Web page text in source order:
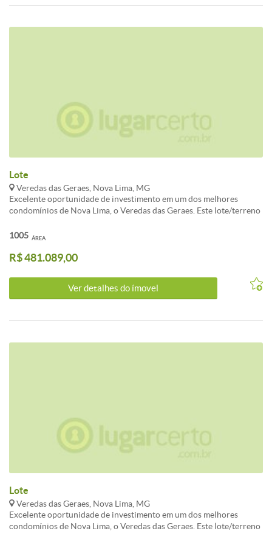
Lote
Veredas das Geraes, Nova Lima, MG
Excelente oportunidade de investimento em um dos melhores
condomínios de Nova Lima, o Veredas das Geraes. Este lote/terreno
para as montanhas e um ambiente tranquilo e seguro para construir
é perfeito para quem busca conforto, segurança e qualidade de vida.
mais valorizados da região. Agende já a sua visita e venha conhecer
pessoalmente todas as vantagens de morar no Veredas das Geraes.
ÁREA
1005
R$ 481.089,00
Ver detalhes do ímovel
Lote
Veredas das Geraes, Nova Lima, MG
Excelente oportunidade de investimento em um dos melhores
condomínios de Nova Lima, o Veredas das Geraes. Este lote/terreno